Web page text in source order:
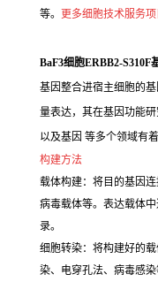
等。 更多细胞技术服务
BaF3细胞ERBB2-S310F
基因整合进宿主细胞的
量表达，其在基因功能
以及基因 等多个领域有
构建方法
载体构建：将目的基因
病毒载体等。表达载体
录。
细胞转染：将构建好的
染、电穿孔法、病毒感